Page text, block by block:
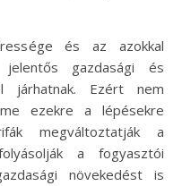
és az azokkal
jelentős gazdasági és
járhatnak. Ezért nem
ezekre a lépésekre
megváltoztatják a
a fogyasztói
növekedést is